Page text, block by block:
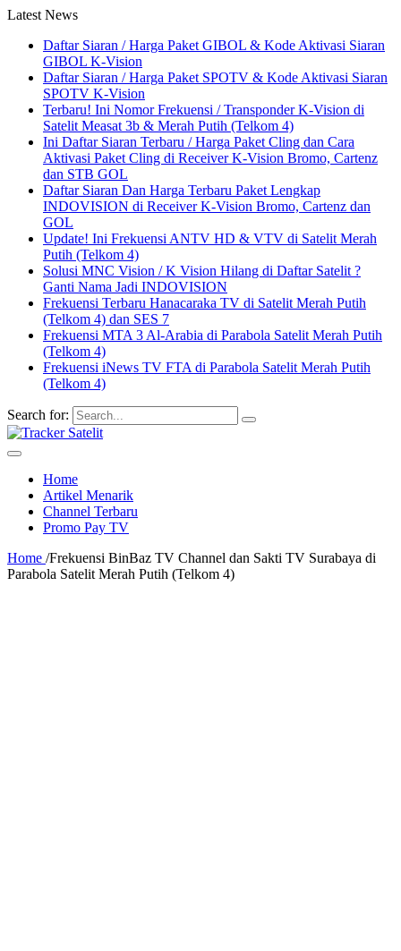
Latest News
Daftar Siaran / Harga Paket GIBOL & Kode Aktivasi Siaran
GIBOL K-Vision
Daftar Siaran / Harga Paket SPOTV & Kode Aktivasi Siaran
SPOTV K-Vision
Terbaru! Ini Nomor Frekuensi / Transponder K-Vision di
Satelit Measat 3b & Merah Putih (Telkom 4)
Ini Daftar Siaran Terbaru / Harga Paket Cling dan Cara
Aktivasi Paket Cling di Receiver K-Vision Bromo, Cartenz
dan STB GOL
Daftar Siaran Dan Harga Terbaru Paket Lengkap
INDOVISION di Receiver K-Vision Bromo, Cartenz dan
GOL
Update! Ini Frekuensi ANTV HD & VTV di Satelit Merah
Putih (Telkom 4)
Solusi MNC Vision / K Vision Hilang di Daftar Satelit ?
Ganti Nama Jadi INDOVISION
Frekuensi Terbaru Hanacaraka TV di Satelit Merah Putih
(Telkom 4) dan SES 7
Frekuensi MTA 3 Al-Arabia di Parabola Satelit Merah Putih
(Telkom 4)
Frekuensi iNews TV FTA di Parabola Satelit Merah Putih
(Telkom 4)
Search for:
Home
Artikel Menarik
Channel Terbaru
Promo Pay TV
Home /Frekuensi BinBaz TV Channel dan Sakti TV Surabaya di
Parabola Satelit Merah Putih (Telkom 4)